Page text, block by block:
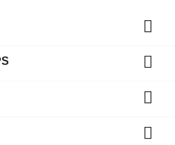



